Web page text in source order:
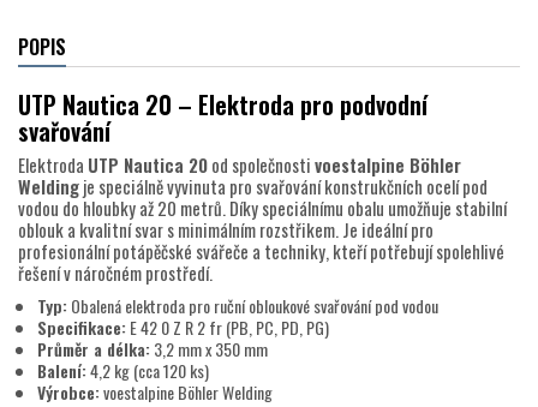
POPIS
UTP Nautica 20 – Elektroda pro podvodní
svařování
Elektroda UTP Nautica 20od společnostivoestalpine Böhler
Weldingje speciálně vyvinuta pro svařování konstrukčních ocelí pod
vodou do hloubky až 20 metrů. Díky speciálnímu obalu umožňuje stabilní
oblouk a kvalitní svar s minimálním rozstřikem. Je ideální pro
profesionální potápěčské svářeče a techniky, kteří potřebují spolehlivé
řešení v náročném prostředí.
Typ: Obalená elektroda pro ruční obloukové svařování pod vodou
Specifikace: E 42 0 Z R 2 fr (PB, PC, PD, PG)
Průměr a délka: 3,2 mm x 350 mm
Balení:4,2 kg (cca 120 ks)
Výrobce:voestalpine Böhler Welding